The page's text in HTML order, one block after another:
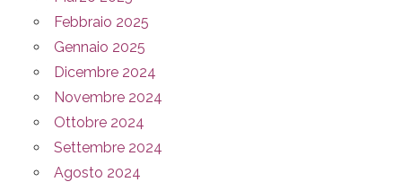
Febbraio 2025
Gennaio 2025
Dicembre 2024
Novembre 2024
Ottobre 2024
Settembre 2024
Agosto 2024